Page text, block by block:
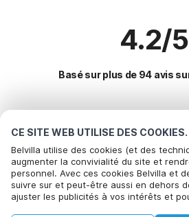
CE SITE WEB UTILISE DES COOKIES.
Belvilla utilise des cookies (et des
augmenter la convivialité du site et
personnel. Avec ces cookies Belvilla et
suivre sur et peut-être aussi en dehors
ajuster les publicités à vos intérêts et
4.2/5
Basé sur plus de 94 avis
Destinations les plus
vacances
Villes offrant les meilleures
Maison de vacances dans un parc de
Commodités populaires pour les